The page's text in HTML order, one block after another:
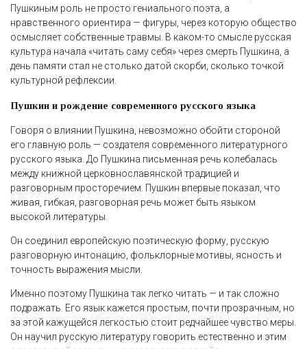
Пушкиным роль не просто гениального поэта, а
нравственного ориентира — фигуры, через которую общество
осмысляет собственные травмы. В каком-то смысле русская
культура начала «читать саму себя» через смерть Пушкина, а
день памяти стал не столько датой скорби, сколько точкой
культурной рефлексии.
Пушкин и рождение современного русского языка
Говоря о влиянии Пушкина, невозможно обойти стороной
его главную роль — создателя современного литературного
русского языка. До Пушкина письменная речь колебалась
между книжной церковнославянской традицией и
разговорным просторечием. Пушкин впервые показал, что
живая, гибкая, разговорная речь может быть языком
высокой литературы.
Он соединил европейскую поэтическую форму, русскую
разговорную интонацию, фольклорные мотивы, ясность и
точность выражения мысли.
Именно поэтому Пушкина так легко читать — и так сложно
подражать. Его язык кажется простым, почти прозрачным, но
за этой кажущейся легкостью стоит редчайшее чувство меры.
Он научил русскую литературу говорить естественно и этим